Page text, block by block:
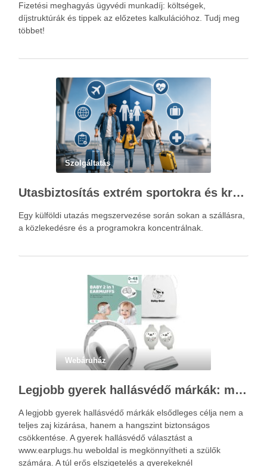
Fizetési meghagyás ügyvédi munkadíj: költségek,
díjstruktúrák és tippek az előzetes kalkulációhoz. Tudj meg
többet!
Szolgáltatás
Utasbiztosítás extrém sportokra és krónikus betegségek esetén: mire figyelj utazás előtt?
Egy külföldi utazás megszervezése során sokan a szállásra,
a közlekedésre és a programokra koncentrálnak.
Webáruház
Legjobb gyerek hallásvédő márkák: mire figyeljenek a szülők választáskor?
A legjobb gyerek hallásvédő márkák elsődleges célja nem a
teljes zaj kizárása, hanem a hangszint biztonságos
csökkentése. A gyerek hallásvédő választást a
www.earplugs.hu weboldal is megkönnyítheti a szülők
számára. A túl erős elszigetelés a gyerekeknél